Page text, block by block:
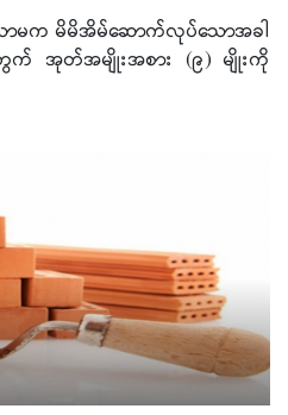
ာမက မိမိအိမ်ဆောက်လုပ်သောအခါ
က် အုတ်အမျိုးအစား (၉) မျိုးကို